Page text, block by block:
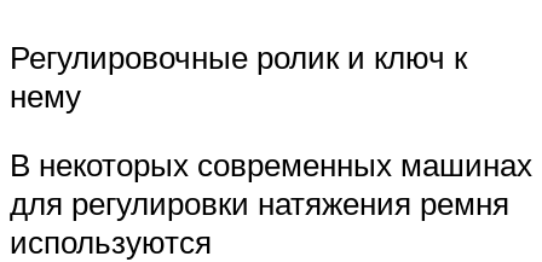
Регулировочные ролик и ключ к
нему
В некоторых современных машинах
для регулировки натяжения ремня
используются